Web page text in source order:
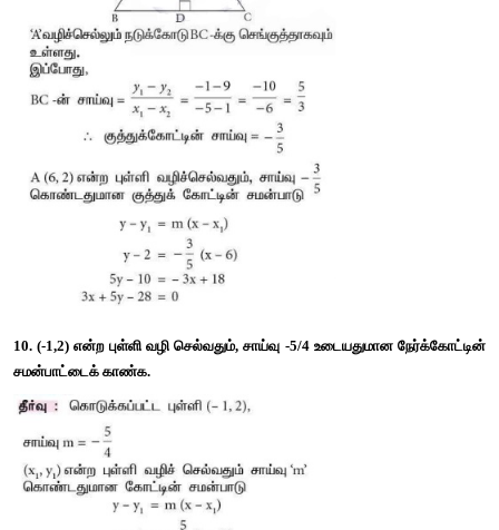
9. A(6,2), B(-5,-1) மற்றும் C(1,9) -ஐ முனைகளாகக்
முனை A-யிலிருந்து வரையப்படும் நடுக்கோடு மற்றும்
சமன்பாட்டைக் காண்க.